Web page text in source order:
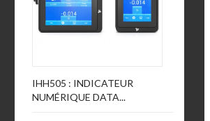
IHH505 : INDICATEUR
NUMÉRIQUE DATA...